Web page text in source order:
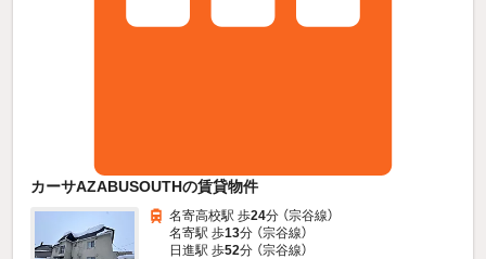
カーサAZABUSOUTHの賃貸物件
名寄高校駅 歩24分 （宗谷線）
名寄駅 歩13分 （宗谷線）
日進駅 歩52分 （宗谷線）